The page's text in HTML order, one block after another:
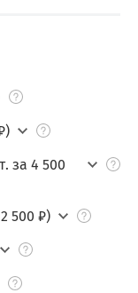
за 4 500
500 ₽)